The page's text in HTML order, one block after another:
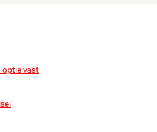
optie vast